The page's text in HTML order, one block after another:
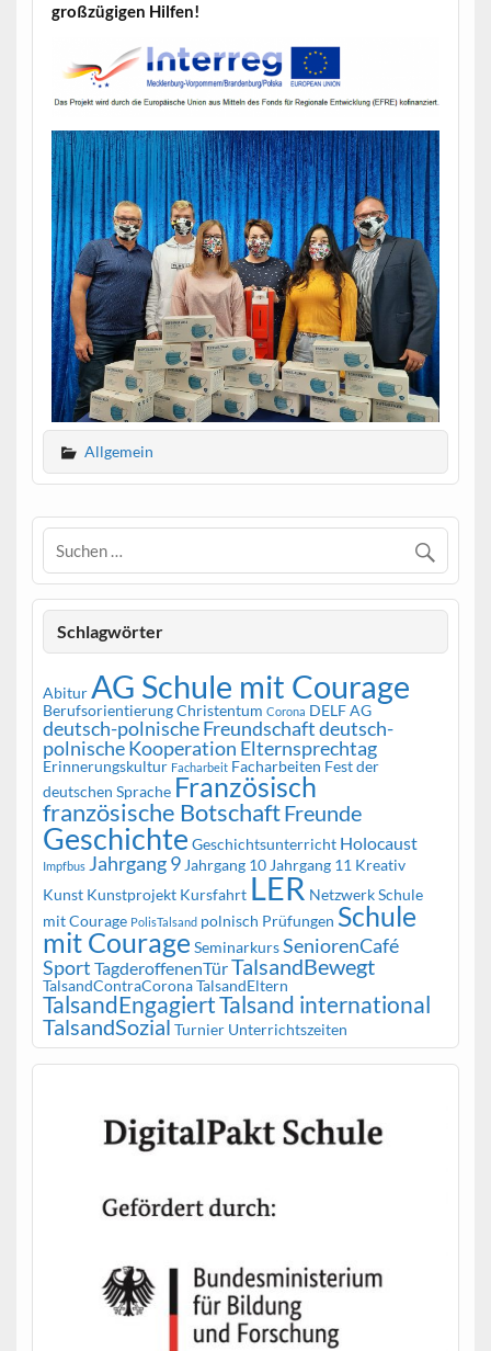
großzügigen Hilfen!
Allgemein
Schlagwörter
Abitur AG Schule mit Courage
BerufsorientierungChristentum Corona DELF AG
deutsch-polnische Freundschaftdeutsch-
polnische Kooperation Elternsprechtag
Erinnerungskultur Facharbeit Facharbeiten Fest der
deutschen Sprache Französisch
französische BotschaftFreunde
Geschichte Geschichtsunterricht Holocaust
Impfbus Jahrgang 9 Jahrgang 10 Jahrgang 11 Kreativ
Kunst Kunstprojekt Kursfahrt LER Netzwerk Schule
mit Courage PolisTalsand polnisch Prüfungen Schule
mit Courage SeminarkursSeniorenCafé
Sport TagderoffenenTürTalsandBewegt
TalsandContraCoronaTalsandEltern
TalsandEngagiertTalsand international
TalsandSozial Turnier Unterrichtszeiten